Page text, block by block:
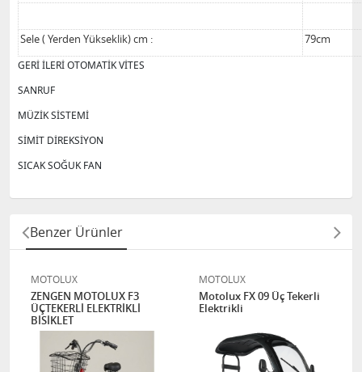
Sele ( Yerden Yükseklik) cm : 79cm
GERİ İLERİ OTOMATİK VİTES
SANRUF
MÜZİK SİSTEMİ
SİMİT DİREKSİYON
SICAK SOĞUK FAN
Benzer Ürünler
MOTOLUX
ZENGEN MOTOLUX F3
ÜÇTEKERLİ ELEKTRİKLİ
BİSİKLET
MOTOLUX
Motolux FX 09 Üç Tekerli
Elektrikli